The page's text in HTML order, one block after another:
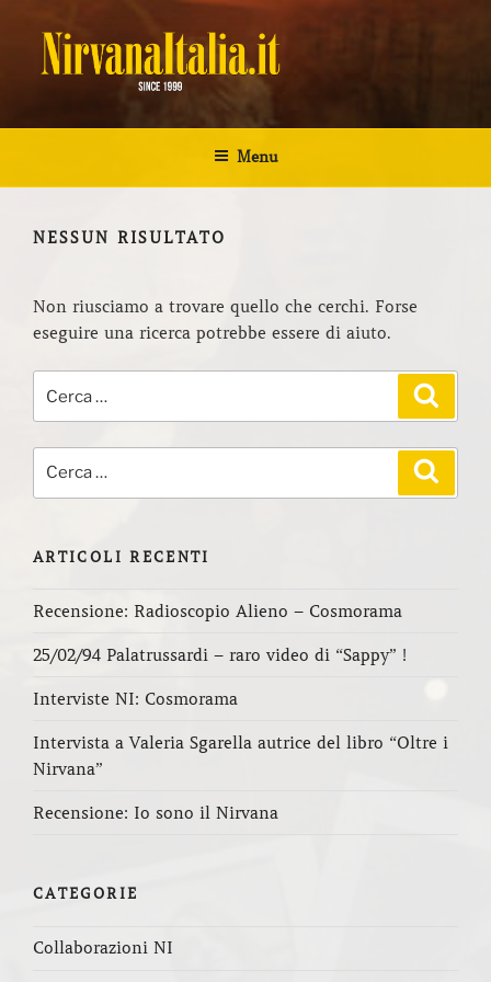
contenuto
NIRVANA ITALIA
Kurt Cobain Biografia Discografia
Menu
NESSUN RISULTATO
Non riusciamo a trovare quello che cerchi. Forse
eseguire una ricerca potrebbe essere di aiuto.
ARTICOLI RECENTI
Recensione: Radioscopio Alieno – Cosmorama
25/02/94 Palatrussardi – raro video di “Sappy” !
Interviste NI: Cosmorama
Intervista a Valeria Sgarella autrice del libro “Oltre i
Nirvana”
Recensione: Io sono il Nirvana
CATEGORIE
Collaborazioni NI